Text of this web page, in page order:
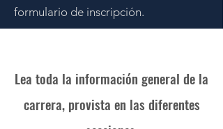
formulario de inscripción.
Lea toda la información general de la
carrera, provista en las diferentes